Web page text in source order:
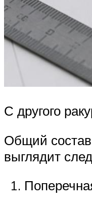
С другого
Общий
выглядит